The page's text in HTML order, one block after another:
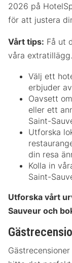
2026 på
för att justera
Vårt tips: Få ut
våra extratillägg.
Välj ett
erbjuder
Oavsett
eller ett
Saint-
Utforska
din resa
Kolla in
Saint-
Utforska vårt
Sauveur och